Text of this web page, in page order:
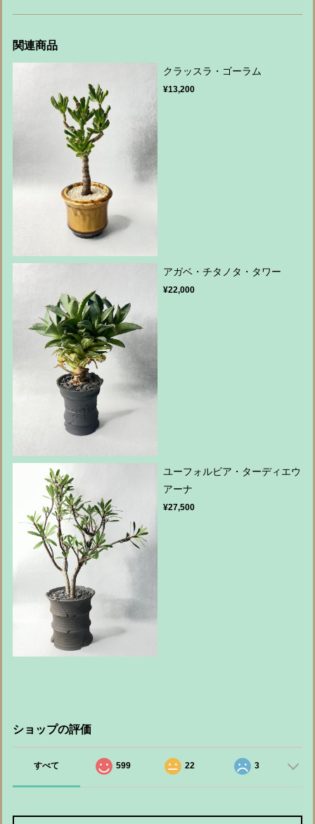
関連商品
クラッスラ・ゴーラム
¥13,200
アガベ・チタノタ・タワー
¥22,000
ユーフォルビア・ターディエウ
アーナ
¥27,500
ショップの評価
すべて 599 22 3